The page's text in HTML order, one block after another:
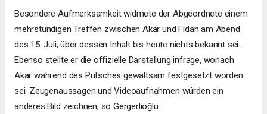
Besondere Aufmerksamkeit widmete der Abgeordnete einem
mehrstündigen Treffen zwischen Akar und Fidan am Abend
des 15. Juli, über dessen Inhalt bis heute nichts bekannt sei.
Ebenso stellte er die offizielle Darstellung infrage, wonach
Akar während des Putsches gewaltsam festgesetzt worden
sei. Zeugenaussagen und Videoaufnahmen würden ein
anderes Bild zeichnen, so Gergerlioğlu.